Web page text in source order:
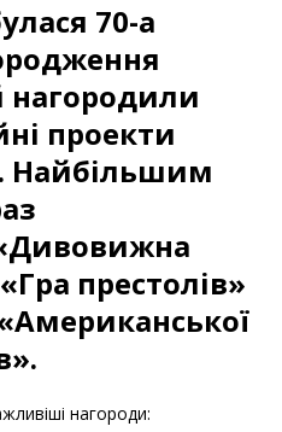
70-а
нагородили
проекти
Найбільшим
престолів»
нагороди: